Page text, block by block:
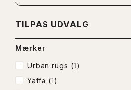
TILPAS UDVALG
Mærker
Urban rugs (1)
Yaffa (1)